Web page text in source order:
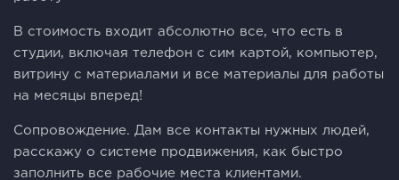
В стоимость входит абсолютно все, что есть в
студии, включая телефон с сим картой, компьютер,
витрину с материалами и все материалы для работы
на месяцы вперед!
Сопровождение. Дам все контакты нужных людей,
расскажу о системе продвижения, как быстро
заполнить все рабочие места клиентами.